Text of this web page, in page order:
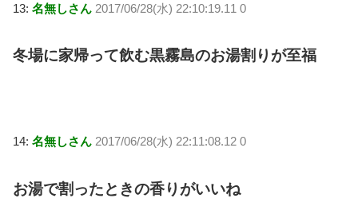
13: 名無しさん 2017/06/28(水) 22:10:19.11 0
冬場に家帰って飲む黒霧島のお湯割りが至福
14: 名無しさん 2017/06/28(水) 22:11:08.12 0
お湯で割ったときの香りがいいね